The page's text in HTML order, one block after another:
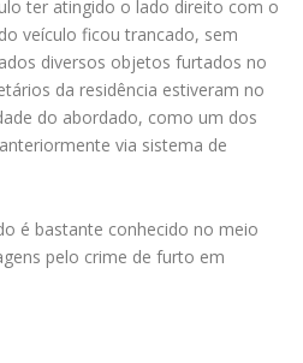
ter atingido o lado direito com o
veículo ficou trancado, sem
diversos objetos furtados no
da residência estiveram no
do abordado, como um dos
via sistema de
é bastante conhecido no meio
pelo crime de furto em